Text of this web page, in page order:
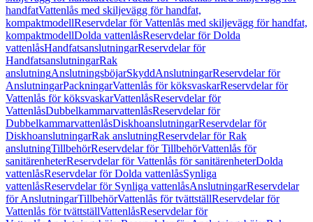
handfatVattenlås med skiljevägg för handfat,
kompaktmodellReservdelar för Vattenlås med skiljevägg för handfat,
kompaktmodellDolda vattenlåsReservdelar för Dolda
vattenlåsHandfatsanslutningarReservdelar för
HandfatsanslutningarRak
anslutningAnslutningsböjarSkyddAnslutningarReservdelar för
AnslutningarPackningarVattenlås för köksvaskarReservdelar för
Vattenlås för köksvaskarVattenlåsReservdelar för
VattenlåsDubbelkammarvattenlåsReservdelar för
DubbelkammarvattenlåsDiskhoanslutningarReservdelar för
DiskhoanslutningarRak anslutningReservdelar för Rak
anslutningTillbehörReservdelar för TillbehörVattenlås för
sanitärenheterReservdelar för Vattenlås för sanitärenheterDolda
vattenlåsReservdelar för Dolda vattenlåsSynliga
vattenlåsReservdelar för Synliga vattenlåsAnslutningarReservdelar
för AnslutningarTillbehörVattenlås för tvättställReservdelar för
Vattenlås för tvättställVattenlåsReservdelar för